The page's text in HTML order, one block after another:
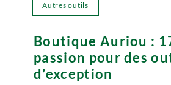
Boutique Auriou :
passion pour des
d’exception
Autres outils